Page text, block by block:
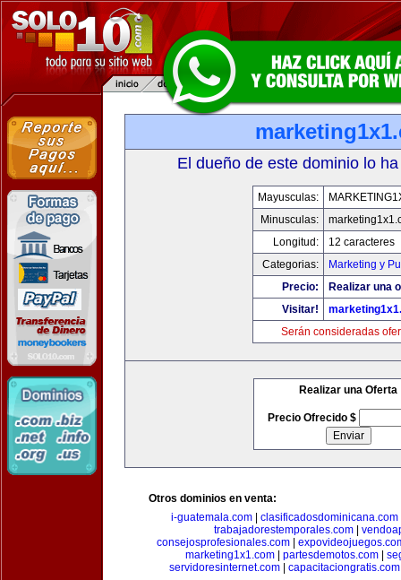
El dueño de este dominio lo
Mayusculas:
Minusculas:
Longitud:
12 caracteres
Categorias:
Marketing y
Precio:
Realizar una
Visitar!
Serán consideradas
Realizar una Oferta
Precio Ofrecido $
Otros dominios en venta:
i-guatemala.com
clasificadosdominicana.com
trabajadorestemporales.com
consejosprofesionales.com|
marketing1x1.com| partesdemotos.com|
servidoresinternet.com| capacitaciongratis.com